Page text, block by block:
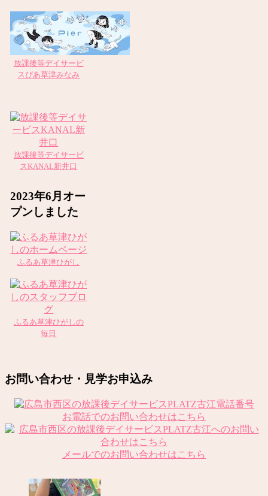
放課後等デイサービ
スぴあ草津みなみ
放課後等デイサービ
スKANAL新井口
2023年6月オー
プンしました
ふるあ草津ひがし
ふるあ草津ひがしの
毎日
お問い合わせ・見学お申込み
お電話でのお問い合わせはこちら
メールでのお問い合わせはこちら